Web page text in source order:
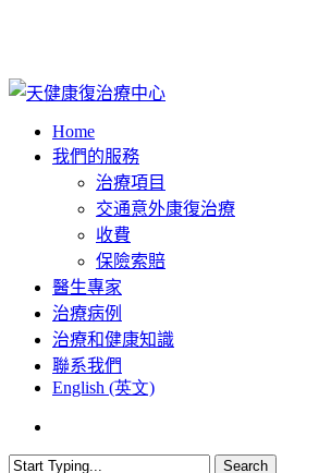
content
Menu
Home
我們的服務
治療項目
交通意外康復治療
收費
保險索賠
醫生專家
治療病例
治療和健康知識
聯系我們
English (英文)
Search